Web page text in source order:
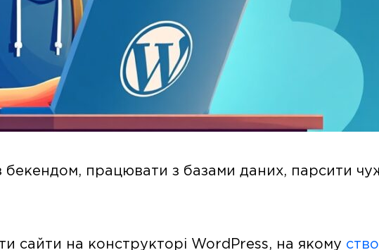
бекендом, працювати з базами даних, парсити
сайти на конструкторі WordPress, на якому